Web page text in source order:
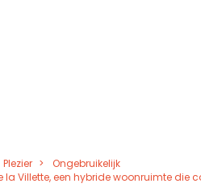
Plezier
Ongebruikelijk
la Villette, een hybride woonruimte die